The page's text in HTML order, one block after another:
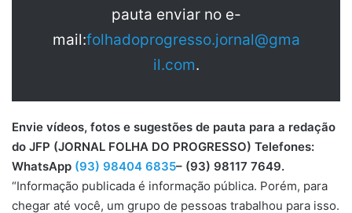
pauta enviar no e-
mail:folhadoprogresso.jornal@gma
il.com.
Envie vídeos, fotos e sugestões de pauta para a redação
do JFP (JORNAL FOLHA DO PROGRESSO) Telefones:
WhatsApp (93) 98404 6835– (93) 98117 7649.
“Informação publicada é informação pública. Porém, para
chegar até você, um grupo de pessoas trabalhou para isso.